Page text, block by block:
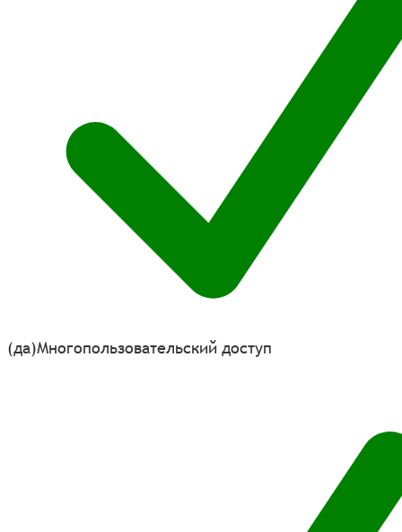
(да)Многопользовательский доступ